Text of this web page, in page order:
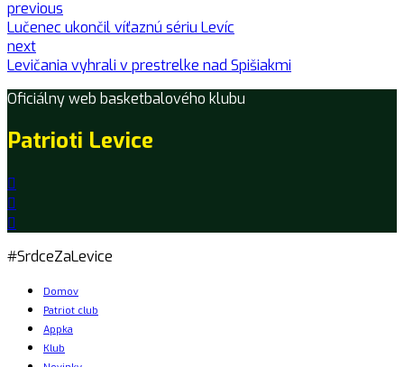
previous
Lučenec ukončil víťaznú sériu Levíc
next
Levičania vyhrali v prestrelke nad Spišiakmi
Oficiálny web basketbalového klubu
Patrioti Levice
#SrdceZaLevice
Domov
Patriot club
Appka
Klub